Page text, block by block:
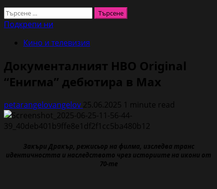
Търсене
за:
Подкрепи ни
Кино и телевизия
Документалният HBO Original
“Енигма” дебютира в Max
petarangelovangelov 25.06.2025 1 minute read
Закъри Дракър, режисьор на филма, изследва транс
идентичността и наследството чрез историите на икони от
70-те